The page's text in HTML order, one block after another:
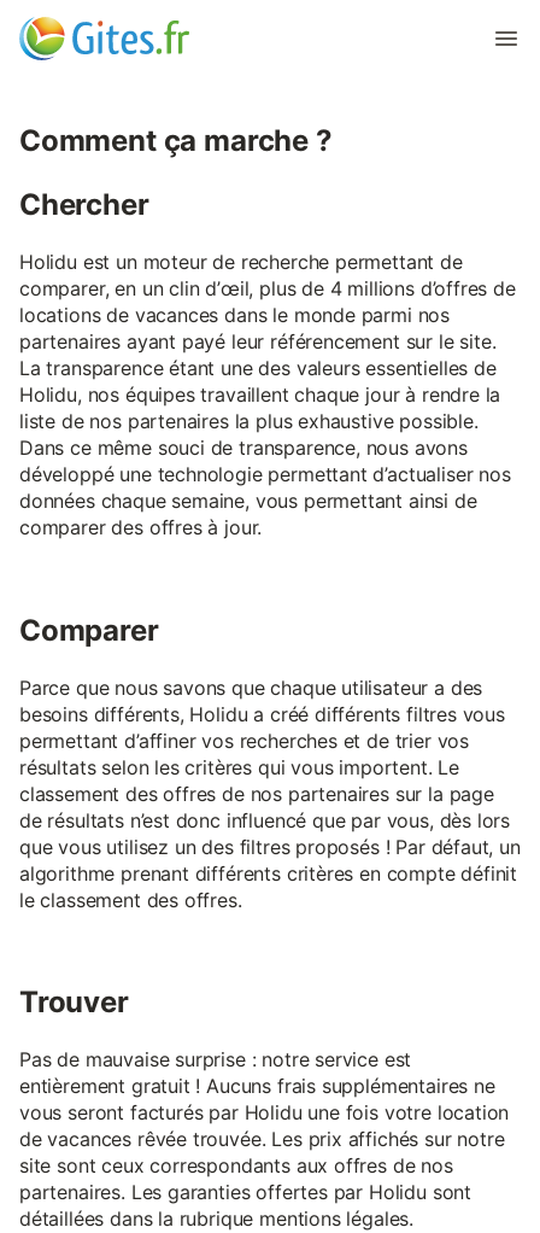
Comment ça marche ?
Chercher
Holidu est un moteur de recherche permettant de
comparer, en un clin d’œil, plus de 4 millions d’offres de
locations de vacances dans le monde parmi nos
partenaires ayant payé leur référencement sur le site.
La transparence étant une des valeurs essentielles de
Holidu, nos équipes travaillent chaque jour à rendre la
liste de nos partenaires la plus exhaustive possible.
Dans ce même souci de transparence, nous avons
développé une technologie permettant d’actualiser nos
données chaque semaine, vous permettant ainsi de
comparer des offres à jour.
Comparer
Parce que nous savons que chaque utilisateur a des
besoins différents, Holidu a créé différents filtres vous
permettant d’affiner vos recherches et de trier vos
résultats selon les critères qui vous importent. Le
classement des offres de nos partenaires sur la page
de résultats n’est donc influencé que par vous, dès lors
que vous utilisez un des filtres proposés ! Par défaut, un
algorithme prenant différents critères en compte définit
le classement des offres.
Trouver
Pas de mauvaise surprise : notre service est
entièrement gratuit ! Aucuns frais supplémentaires ne
vous seront facturés par Holidu une fois votre location
de vacances rêvée trouvée. Les prix affichés sur notre
site sont ceux correspondants aux offres de nos
partenaires. Les garanties offertes par Holidu sont
détaillées dans la rubrique mentions légales.